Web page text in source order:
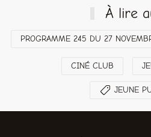
À lire
PROGRAMME 245 DU 27
CINÉ CLUB
JEUNE